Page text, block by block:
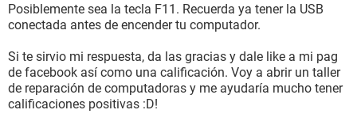
Posiblemente sea la tecla F11. Recuerda ya tener la USB
conectada antes de encender tu computador.
Si te sirvio mi respuesta, da las gracias y dale like a mi pag
de facebook así como una calificación. Voy a abrir un taller
de reparación de computadoras y me ayudaría mucho tener
calificaciones positivas :D!